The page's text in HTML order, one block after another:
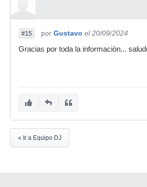
#15 por Gustavo el 20/09/2024
Gracias por toda la información...
« Ir a Equipo DJ